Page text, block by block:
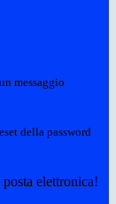
messaggio
della password
elettronica!